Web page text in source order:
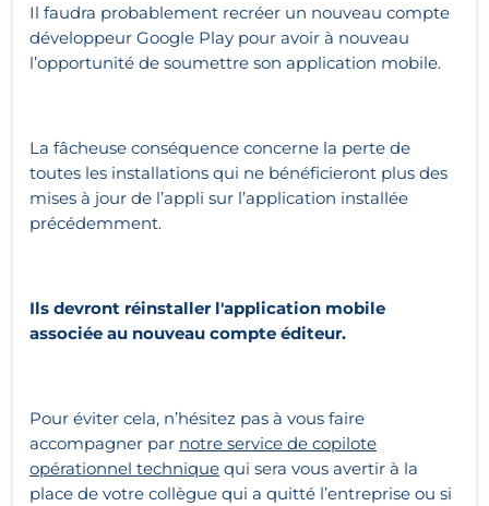
Il faudra probablement recréer un nouveau compte
développeur Google Play pour avoir à nouveau
l’opportunité de soumettre son application mobile.
La fâcheuse conséquence concerne la perte de
toutes les installations qui ne bénéficieront plus des
mises à jour de l’appli sur l’application installée
précédemment.
Ils devront réinstaller l'application mobile
associée au nouveau compte éditeur.
Pour éviter cela, n’hésitez pas à vous faire
accompagner par notre service de copilote
opérationnel technique qui sera vous avertir à la
place de votre collègue qui a quitté l’entreprise ou si